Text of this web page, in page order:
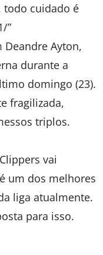
todo cuidado é
”
Deandre Ayton,
durante a
domingo (23).
fragilizada,
triplos.
vai
um dos melhores
liga atualmente.
para isso.